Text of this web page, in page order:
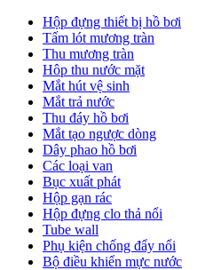
Hộp đựng thiết bị hồ bơi
Tấm lót mương tràn
Thu mương tràn
Hôp thu nước mặt
Mắt hút vệ sinh
Mắt trả nước
Thu đáy hồ bơi
Mắt tạo ngược dòng
Dây phao hồ bơi
Các loại van
Bục xuất phát
Hộp gạn rác
Hộp đựng clo thả nổi
Tube wall
Phụ kiện chống đẩy nổi
Bộ điều khiển mực nước